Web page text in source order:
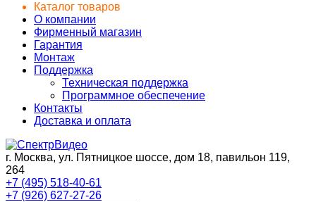
Каталог товаров
О компании
Фирменный магазин
Гарантия
Монтаж
Поддержка
Техническая поддержка
Программное обеспечение
Контакты
Доставка и оплата
г. Москва, ул. Пятницкое шоссе, дом 18, павильон 119,
264
+7 (495) 518-40-61
+7 (926) 627-27-26